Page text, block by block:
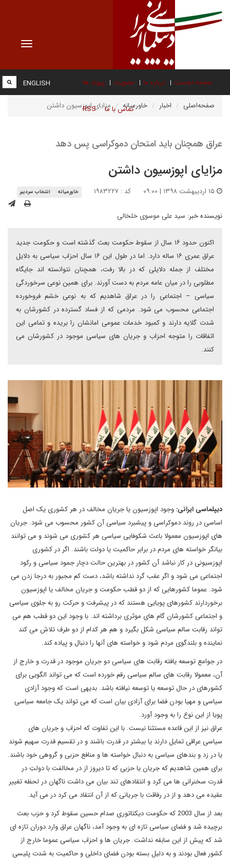
Toggle
صفحه نخست درباره ما عضویت پیوند ها
تماس با ما RSS
ENGLISH
صفحه‌اصلی اخبار خاورمیانه مزایای اپوزسیون داشتن
عراق همچنان باید امتحان دموکراسی پس دهد
مزایای اپوزسیون داشتن
کد : ۱۹۸۳۲۲۷ خاورمیانه انتخاب سردبیر
نویسنده خبر: سید علی موسوی خلخالی
اکنون حدود ۱۶ سال از سقوط حکومت بعث گذشته است و حکومت جدید
عراق عمری ۱۶ ساله دارد. اما در طول این ۱۶ سال احزاب سیاسی به دلایل
مختلف از جمله دلایلی که در بالا رفت، همچنان نتوانسته اند جایگاه
مطلوبی را در میان عامه مردم به دست آورند. برای همین نوعی سرخوردگی
سیاسی – اجتماعی را در عراق شاهدیم که به نوعی خشم فروخورده
اجتماعی محسوب می شود. مردمی که از فساد گسترده در کشورشان به
شدت گلایه دارند و کمبود خدمات عمومی امانشان را بریده و تمامی این
اتفاقات را متوجه احزاب و جریان های سیاسی موجود در کشورشان می
کنند.
دیپلماسی ایرانی: وجود اپوزسیون یا جریان مخالف در هر کشوری یک اصل
اساسی در روند دموکراسی و پیشبرد سیاسی آن کشور محسوب می شود. جریان
های اپوزسیون معمولا باعث شکوفایی سیاسی هر کشوری می شوند و می توانند
بیانگر خواسته های مردم در برابر حاکمیت یا دولت باشند. اگر در کشوری
اپوزسیونی در کار نباشد آن کشور در بهترین حالت دچار جمود سیاسی و رکود
اجتماعی می شود و اگر عقب گرد نداشته باشد، دست کم مجبور به درجا زدن می
شود. عموما کشورهایی که از دو قطب حکومت و جریان مخالف یا اپوزسیون
برخوردارند کشورهای پویایی هستند که در پیشرفت و حرکت رو به جلوی سیاسی
و اجتماعی کشورشان گام های موثری برداشته اند. با وجود این دو قطب هم می
تواند رقابت سالم سیاسی شکل بگیرد و هم هر کدام از دو طرف تلاش می کند
نماینده و بلندگوی مردم شود و خواسته های آنها را دنبال و پیاده کند.
در جوامع توسعه یافته رقابت های سیاسی دو جریان موجود در قدرت و خارج از
آن، معمولا رقابت های سالم سیاسی رقم خورده است که می تواند الگویی برای
کشورهای در حال توسعه یا توسعه نیافته باشد. بدیهی است که وجود آزادی
سیاسی و مهیا بودن فضا برای آزادی بیان است که می تواند یک جامعه سیاسی
پویا از این نوع را به وجود آورد.
عراق نیز از این قاعده مستثنا نیست. با این تفاوت که احزاب و جریان های
سیاسی عراقی تمایل دارند یا بیشتر در قدرت باشند و در تقسیم قدرت سهیم شوند
یا در زد و بندهای سیاسی به دنبال خواسته ها و منافع حزبی و گروهی خود باشند.
برای همین شاهدیم که جریان یا حزبی که تا دیروز از در مخالفت با دولتِ در
قدرت سخنرانی ها می کرد و انتقادهای تند بیان می داشت ناگهان در لحظه تغییر
عقیده می دهد و از در رفاقت با جریانی که از آن انتقاد می کرد در می آید.
بعد از سال 2003 که حکومت دیکتاتوری صدام حسین سقوط کرد و حزب بعث
برچیده شد و فضای سیاسی تازه ای به وجود آمد، ناگهان عراق وارد دوران تازه ای
شد که پیش از این سابقه نداشت. جریان ها و احزاب سیاسی عموما خارج از
کشور فعال بودند و به دلیل بسته بودن فضای داخلی و حاکمیت به شدت پلیسی